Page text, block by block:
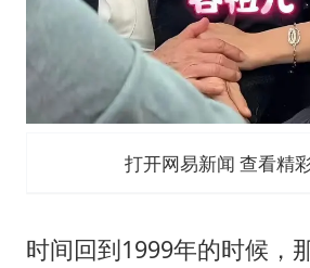
打开网易新闻 查看精
时间回到1999年的时候，